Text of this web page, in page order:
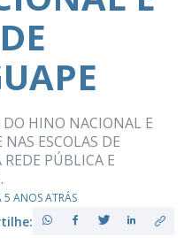
DO HINO NACIONAL E
ESCOLAS DE
PÚBLICA E
ANOS ATRÁS